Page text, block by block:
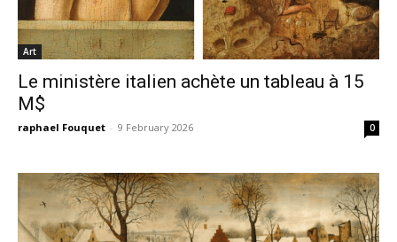
Art
Le ministère italien achète un tableau à 15
M$
raphael Fouquet - 9 February 2026 0